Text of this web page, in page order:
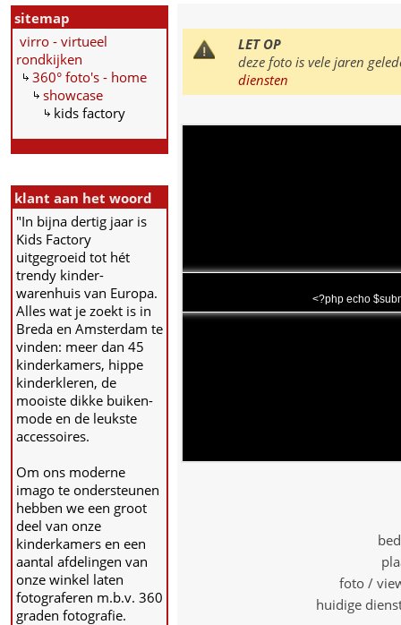
sitemap
virro - virtueel
rondkijken
360° foto's - home
showcase
kids factory
klant aan het woord
"In bijna dertig jaar is
Kids Factory
uitgegroeid tot hét
trendy kinder-
warenhuis van Europa.
Alles wat je zoekt is in
Breda en Amsterdam te
vinden: meer dan 45
kinderkamers, hippe
kinderkleren, de
mooiste dikke buiken-
mode en de leukste
accessoires.
Om ons moderne
imago te ondersteunen
hebben we een groot
deel van onze
kinderkamers en een
aantal afdelingen van
onze winkel laten
fotograferen m.b.v. 360
graden fotografie.
LET OP
deze foto is vele jaren
diensten
<?php echo
foto /
huidige